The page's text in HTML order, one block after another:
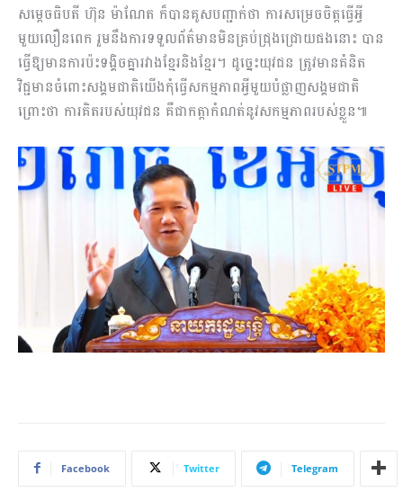
សម្តេចធិបតី ហ៊ុន ម៉ាណែត ក៏បានគូសបញ្ជាក់ថា ការសម្រេចចិត្តធ្វើអ្វី
មួយលឿនពេក រួមនឹងការទទួលព័ត៌មានមិនគ្រប់ជ្រុងជ្រោយផងនោះ បាន
ធ្វើឱ្យមានការប៉ះទង្គិចគ្នារវាងខ្មែរនិងខ្មែរ។ ដូច្នេះយុវជន ត្រូវមានគំនិត
វិជ្ជមានចំពោះសង្គមជាតិយើងកុំធ្វើសកម្មភាពអ្វីមួយបំផ្លាញសង្គមជាតិ
ព្រោះថា ការគិតរបស់យុវជន គឺជាកត្តាកំណត់នូវសកម្មភាពរបស់ខ្លួន៕
Facebook Twitter Telegram